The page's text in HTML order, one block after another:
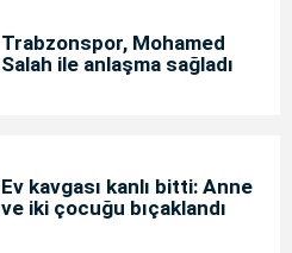
Trabzonspor, Mohamed
Salah ile anlaşma sağladı
Ev kavgası kanlı bitti: Anne
ve iki çocuğu bıçaklandı